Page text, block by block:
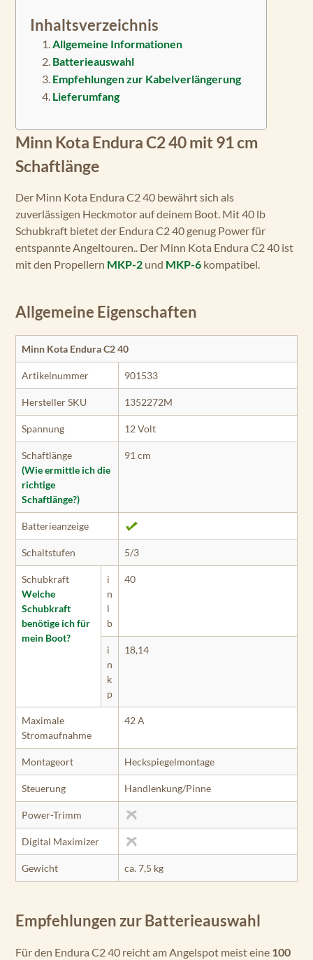
Inhaltsverzeichnis
Allgemeine Informationen
Batterieauswahl
Empfehlungen zur Kabelverlängerung
Lieferumfang
Minn Kota Endura C2 40 mit 91 cm
Schaftlänge
Der Minn Kota Endura C2 40 bewährt sich als
zuverlässigen Heckmotor auf deinem Boot. Mit 40 lb
Schubkraft bietet der Endura C2 40 genug Power für
entspannte Angeltouren.. Der Minn Kota Endura C2 40 ist
mit den Propellern MKP-2 und MKP-6 kompatibel.
Allgemeine Eigenschaften
Minn Kota Endura C2 40
Artikelnummer 901533
Hersteller SKU 1352272M
Spannung 12 Volt
Schaftlänge
(Wie ermittle ich die
richtige
Schaftlänge?)
91 cm
Batterieanzeige
Schaltstufen 5/3
Schubkraft
Welche
Schubkraft
benötige ich für
mein Boot?
i
n
l
b
40
i
n
k
p
18,14
Maximale
Stromaufnahme
42 A
Montageort Heckspiegelmontage
Steuerung Handlenkung/Pinne
Power-Trimm
Digital Maximizer
Gewicht ca. 7,5 kg
Empfehlungen zur Batterieauswahl
Für den Endura C2 40 reicht am Angelspot meist eine 100